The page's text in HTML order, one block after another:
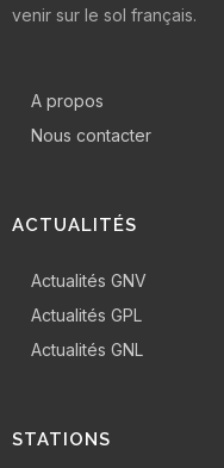
venir sur le sol français.
A propos
Nous contacter
ACTUALITÉS
Actualités GNV
Actualités GPL
Actualités GNL
STATIONS